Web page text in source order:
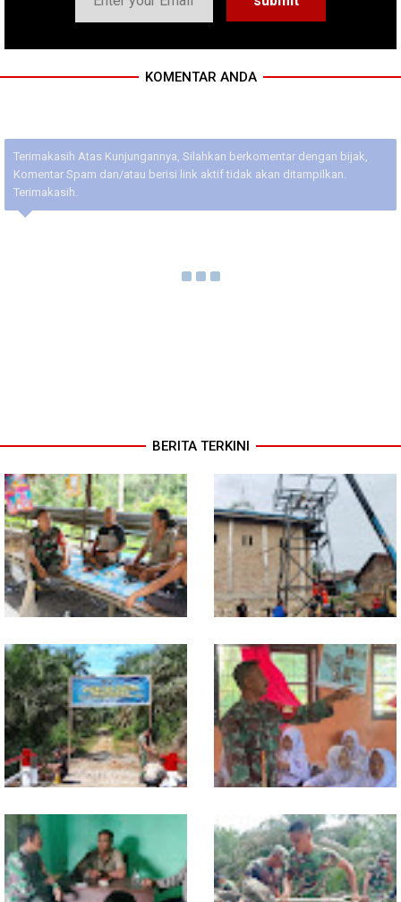
KOMENTAR ANDA
Terimakasih Atas Kunjungannya, Silahkan berkomentar dengan bijak,
Komentar Spam dan/atau berisi link aktif tidak akan ditampilkan.
Terimakasih.
BERITA TERKINI
Lewat Komsos di Warung
Kopi, Babinsa Bangun Sinergi
dan Kekompakan Warga
Progres TNI AD Manunggal Air
Dikebut, Babinsa dan Warga
Dirikan Tower Polytank di
Belegen Mulia
Kodim 0118 Tancap Gas
Rampungkan Finishing
Jembatan Garuda
Melalui Wasbang, Babinsa
Bentuk Karakter dan Jiwa
Patriotisme Pelajar